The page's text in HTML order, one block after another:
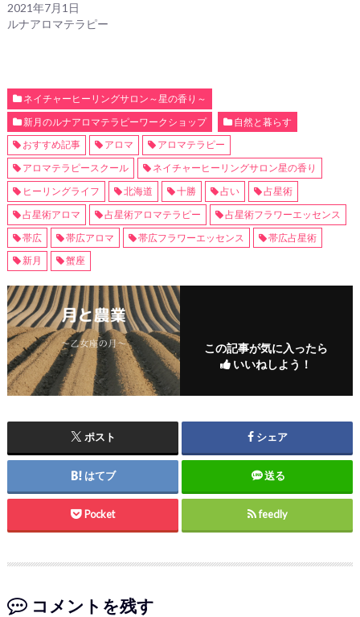
2021年7月1日
ルナアロマテラピー
ネイチャーヒーリングサロン～星の香り～
新月のルナアロマテラピーワークショップ
自然と暮らす
おすすめ記事
アロマ
アロマテラピー
アロマテラピースクール
ネイチャーヒーリングサロン星の香り
ヒーリングライフ
北海道 十勝 占い
占星術
占星術アロマ
占星術アロマテラピー
占星術フラワーエッセンス
帯広
帯広アロマ 帯広フラワーエッセンス
帯広占星術
新月
蟹座
この記事が気に入ったら
いいねしよう！
ポスト シェア
はてブ 送る
Pocket feedly
コメントを残す